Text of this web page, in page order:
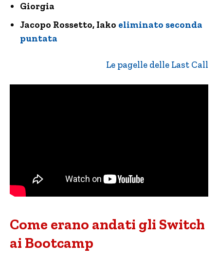
Giorgia
Jacopo Rossetto, Iako eliminato seconda
puntata
Le pagelle delle Last Call
Come erano andati gli Switch
ai Bootcamp